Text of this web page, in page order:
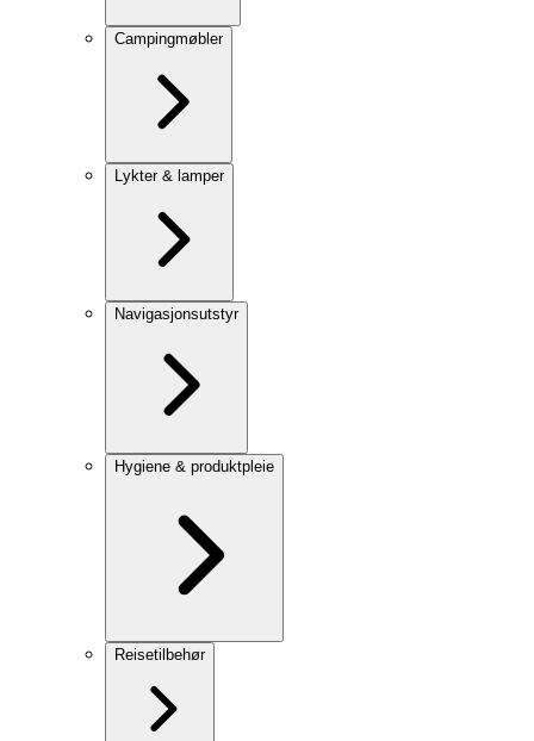
Campingmøbler
Lykter & lamper
Navigasjonsutstyr
Hygiene & produktpleie
Reisetilbehør